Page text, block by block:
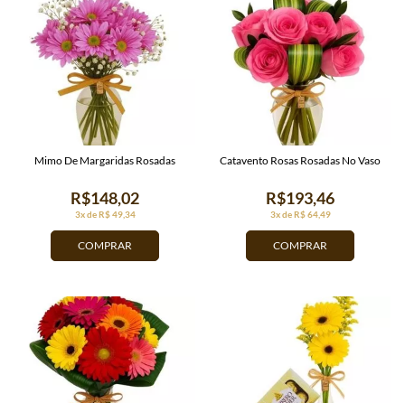
COMPRAR
3x de R$ 49,34
R$148,02
Mimo De Margaridas Rosadas
COMPRAR
3x de R$ 64,49
R$193,46
Catavento Rosas Rosadas No Vaso